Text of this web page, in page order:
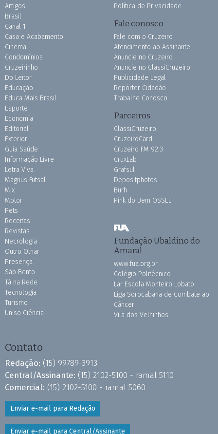
Artigos
Brasil
Canal 1
Casa e Acabamento
Cinema
Condomínios
Cruzeirinho
Do Leitor
Educação
Educa Mais Brasil
Esporte
Economia
Editorial
Exterior
Guia Saúde
Informação Livre
Letra Viva
Magnus Futsal
Mix
Motor
Pets
Receitas
Revistas
Necrologia
Outro Olhar
Presença
São Bento
Tá na Rede
Tecnologia
Turismo
Uniso Ciência
Política de Privacidade
Fale conosco
Fale com o Cruzeiro
Atendimento ao Assinante
Anuncie no Cruzeiro
Anuncie no ClassiCruzeiro
Publicidade Legal
Repórter Cidadão
Trabalhe Conosco
Parceiros
ClassiCruzeiro
CruzeiroCard
Cruzeiro FM 92.3
CruxLab
Grafsul
Depositphotos
Burh
Pink do Bem OSSEL
Fundação Ubaldino do
Amaral
www.fua.org.br
Colégio Politécnico
Lar Escola Monteiro Lobato
Liga Sorocabana de Combate ao
Câncer
Vila dos Velhinhos
Contato
Redação: (15) 99789-3913
Central/Assinante: (15) 2102-5100 - ramal 5110
Comercial: (15) 2102-5100 - ramal 5060
Enviar e-mail para Redação
Enviar e-mail para Central/Assinante